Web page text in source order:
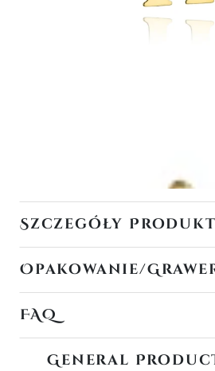
Szczegóły
Opakowanie/
FAQ
General